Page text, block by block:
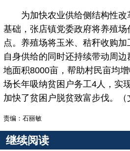
为加快农业供给侧结构性改
基础，张店镇党委政府将养殖场
点。养殖场将玉米、秸秆收购
自身供给的同时还持续带动周
地面积8000亩，帮助村民亩均
场长年吸纳贫困户务工4人，实
加快了贫困户脱贫致富步伐。（
责编：石丽敏
继续阅读